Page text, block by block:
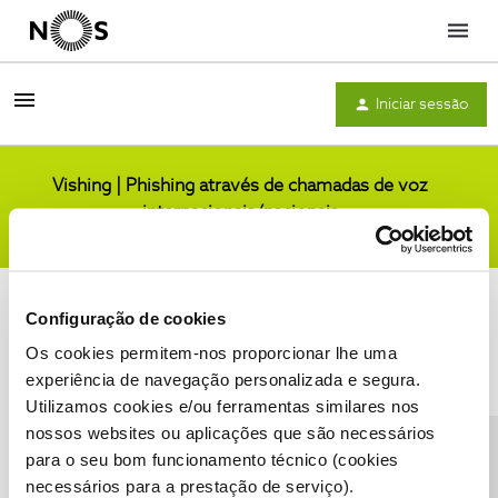
Configuração de cookies
Os cookies permitem-nos proporcionar lhe uma
experiência de navegação personalizada e segura.
Utilizamos cookies e/ou ferramentas similares nos
nossos websites ou aplicações que são necessários
para o seu bom funcionamento técnico (cookies
necessários para a prestação de serviço).
Menu
Iniciar sessão
Vishing | Phishing através de chamadas de voz
internacionais/nacionais
Condições do Fórum NOS Accessibility statement